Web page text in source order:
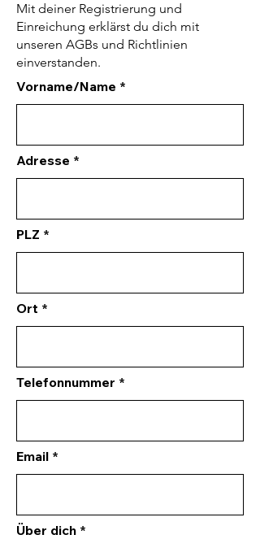
Mit deiner Registrierung und
Einreichung erklärst du dich mit
unseren AGBs und Richtlinien
einverstanden.
Vorname/Name
Adresse
PLZ
Ort
Telefonnummer
Email
Über dich